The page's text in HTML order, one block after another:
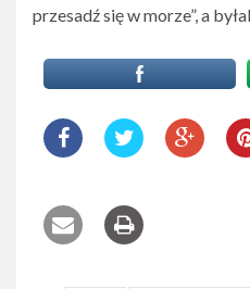
przesadź się w morze”, a